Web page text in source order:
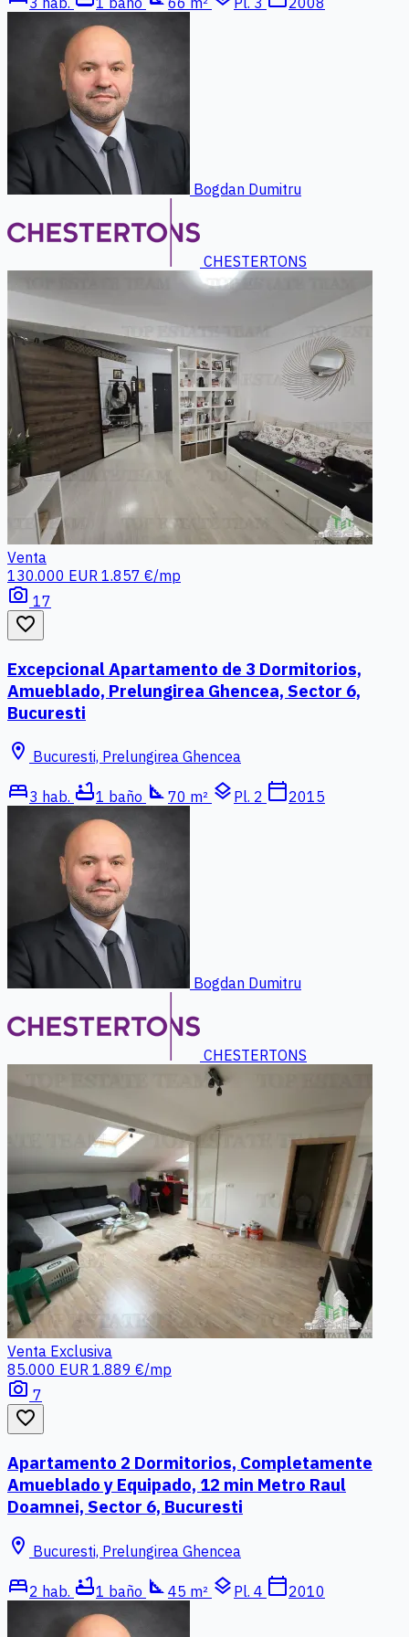
Bogdan Dumitru
CHESTERTONS
Venta
130.000 EUR 1.857 €/mp
photo_camera 17
favorite_border
Excepcional Apartamento de 3 Dormitorios,
Amueblado, Prelungirea Ghencea, Sector 6,
Bucuresti
location_on Bucuresti, Prelungirea Ghencea
bed3 hab. bathtub1 baño square_foot 70 m² layers Pl. 2 calendar_today2015
Bogdan Dumitru
CHESTERTONS
Venta Exclusiva
85.000 EUR 1.889 €/mp
photo_camera 7
favorite_border
Apartamento 2 Dormitorios, Completamente
Amueblado y Equipado, 12 min Metro Raul
Doamnei, Sector 6, Bucuresti
location_on Bucuresti, Prelungirea Ghencea
bed2 hab. bathtub1 baño square_foot 45 m² layers Pl. 4 calendar_today2010